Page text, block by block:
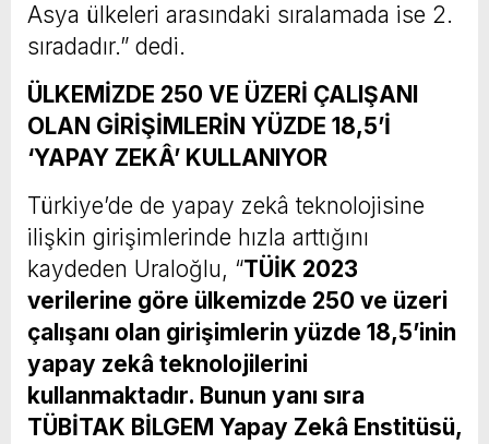
Asya ülkeleri arasındaki sıralamada ise 2.
sıradadır.” dedi.
ÜLKEMİZDE 250 VE ÜZERİ ÇALIŞANI
OLAN GİRİŞİMLERİN YÜZDE 18,5’İ
‘YAPAY ZEKÂ’ KULLANIYOR
Türkiye’de de yapay zekâ teknolojisine
ilişkin girişimlerinde hızla arttığını
kaydeden Uraloğlu, “TÜİK 2023
verilerine göre ülkemizde 250 ve üzeri
çalışanı olan girişimlerin yüzde 18,5’inin
yapay zekâ teknolojilerini
kullanmaktadır. Bunun yanı sıra
TÜBİTAK BİLGEM Yapay Zekâ Enstitüsü,